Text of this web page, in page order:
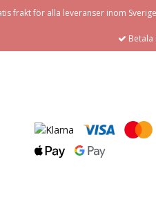
frakt för alla leveranser inom Sverige
Betala